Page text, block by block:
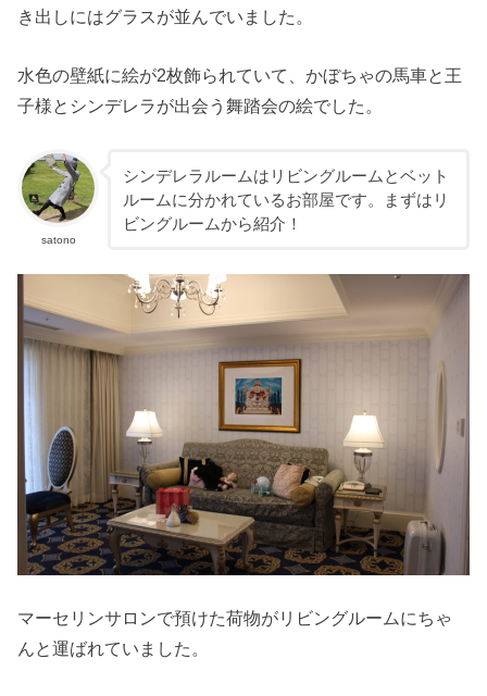
き出しにはグラスが並んでいました。
水色の壁紙に絵が2枚飾られていて、かぼちゃの馬車と王
子様とシンデレラが出会う舞踏会の絵でした。
satono
シンデレラルームはリビングルームとベット
ルームに分かれているお部屋です。まずはリ
ビングルームから紹介！
マーセリンサロンで預けた荷物がリビングルームにちゃ
んと運ばれていました。